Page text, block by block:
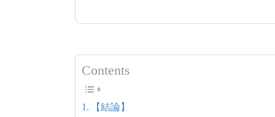
Contents
【結論】